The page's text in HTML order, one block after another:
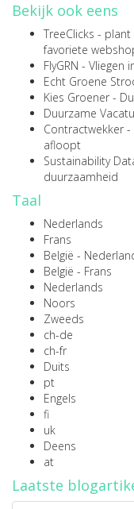
Bekijk ook eens
TreeClicks - plant
favoriete
FlyGRN - Vliegen
Echt Groene
Kies Groener -
Duurzame
Contractwekker -
afloopt
Sustainability
duurzaamheid
Taal
Nederlands
Frans
België -
België - Frans
Nederlands
Noors
Zweeds
ch-de
ch-fr
Duits
pt
Engels
fi
uk
Deens
at
Laatste